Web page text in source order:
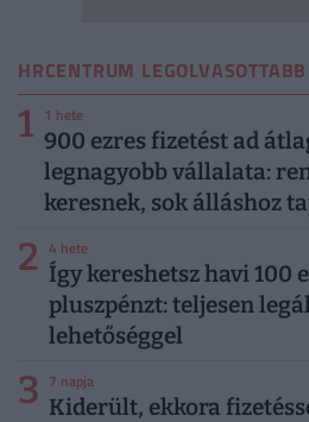
HRCENTRUM LEGOLVASOTTABB
1 1 hete
900 ezres fizetést ad
legnagyobb vállalata:
keresnek, sok álláshoz
2 4 hete
Így kereshetsz havi 100
pluszpénzt: teljesen
lehetőséggel
3 7 napja
Kiderült, ekkora